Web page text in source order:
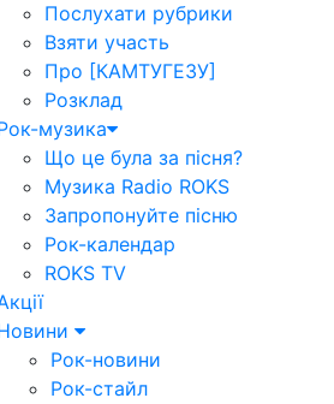
Послухати рубрики
Взяти участь
Про [КАМТУГЕЗУ]
Розклад
музика
Що це була за пісня?
Музика Radio ROKS
Запропонуйте пісню
Рок-календар
ROKS TV
Рок-новини
Рок-стайл